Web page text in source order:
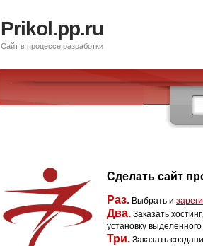
Prikol.pp.ru
Сайт в процессе разработки
Сделать сайт
Раз. Выбрать и
Два. Заказать
установку
Три. Заказать